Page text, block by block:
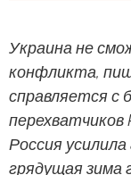
Украина не
конфликта,
справляется с
Россия
грядущая зима